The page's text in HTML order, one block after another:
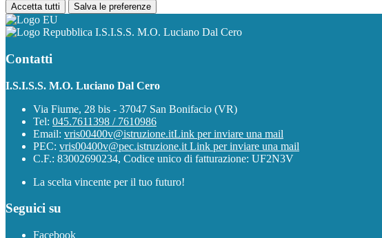
Accetta tutti Salva le preferenze
I.S.I.S.S. M.O. Luciano Dal Cero
Contatti
I.S.I.S.S. M.O. Luciano Dal Cero
Via Fiume, 28 bis - 37047 San Bonifacio (VR)
Tel: 045.7611398 / 7610986
Email: vris00400v@istruzione.itLink per inviare una mail
PEC: vris00400v@pec.istruzione.it Link per inviare una mail
C.F.: 83002690234, Codice unico di fatturazione: UF2N3V
La scelta vincente per il tuo futuro!
Seguici su
Facebook